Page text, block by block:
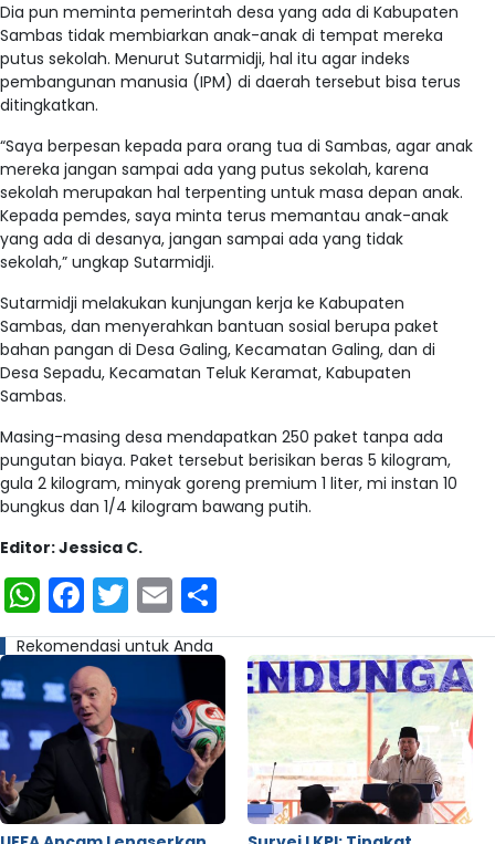
Dia pun meminta pemerintah desa yang ada di Kabupaten
Sambas tidak membiarkan anak-anak di tempat mereka
putus sekolah. Menurut Sutarmidji, hal itu agar indeks
pembangunan manusia (IPM) di daerah tersebut bisa terus
ditingkatkan.
“Saya berpesan kepada para orang tua di Sambas, agar anak
mereka jangan sampai ada yang putus sekolah, karena
sekolah merupakan hal terpenting untuk masa depan anak.
Kepada pemdes, saya minta terus memantau anak-anak
yang ada di desanya, jangan sampai ada yang tidak
sekolah,” ungkap Sutarmidji.
Sutarmidji melakukan kunjungan kerja ke Kabupaten
Sambas, dan menyerahkan bantuan sosial berupa paket
bahan pangan di Desa Galing, Kecamatan Galing, dan di
Desa Sepadu, Kecamatan Teluk Keramat, Kabupaten
Sambas.
Masing-masing desa mendapatkan 250 paket tanpa ada
pungutan biaya. Paket tersebut berisikan beras 5 kilogram,
gula 2 kilogram, minyak goreng premium 1 liter, mi instan 10
bungkus dan 1/4 kilogram bawang putih.
Editor: Jessica C.
WhatsApp
Facebook
Twitter
Email
Rekomendasi untuk Anda